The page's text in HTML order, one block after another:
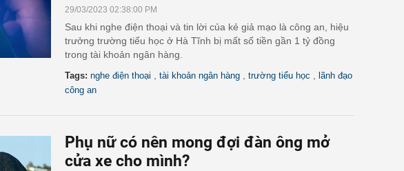
29/03/2023 02:38:00 PM
Sau khi nghe điện thoại và tin lời của kẻ giả mạo là công an, hiệu
trưởng trường tiểu học ở Hà Tĩnh bị mất số tiền gần 1 tỷ đồng
trong tài khoản ngân hàng.
Tags: nghe điện thoại tài khoản ngân hàng trường tiểu học
lãnh đạo
công an
Phụ nữ có nên mong đợi đàn ông mở
cửa xe cho mình?